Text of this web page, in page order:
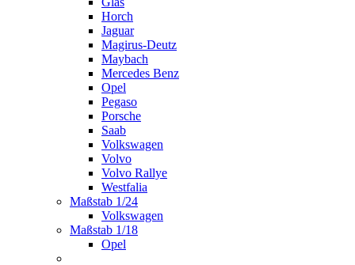
Horch
Jaguar
Magirus-Deutz
Maybach
Mercedes Benz
Opel
Pegaso
Porsche
Saab
Volkswagen
Volvo
Volvo Rallye
Westfalia
Maßstab 1/24
Volkswagen
Maßstab 1/18
Opel